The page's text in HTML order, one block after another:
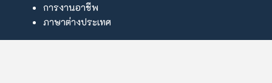
การงานอาชีพ
ภาษาต่างประเทศ